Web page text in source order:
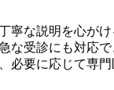
寧な説明を心が
な受診にも対応
要に応じて専